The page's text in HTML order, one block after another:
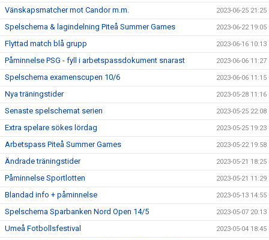
Vänskapsmatcher mot Candor m.m. 2023-06-25 21:25
Spelschema & lagindelning Piteå Summer Games 2023-06-22 19:05
Flyttad match blå grupp 2023-06-16 10:13
Påminnelse PSG - fyll i arbetspassdokument snarast 2023-06-06 11:27
Spelschema examenscupen 10/6 2023-06-06 11:15
Nya träningstider 2023-05-28 11:16
Senaste spelschemat serien 2023-05-25 22:08
Extra spelare sökes lördag 2023-05-25 19:23
Arbetspass Piteå Summer Games 2023-05-22 19:58
Ändrade träningstider 2023-05-21 18:25
Påminnelse Sportlotten 2023-05-21 11:29
Blandad info + påminnelse 2023-05-13 14:55
Spelschema Sparbanken Nord Open 14/5 2023-05-07 20:13
Umeå Fotbollsfestival 2023-05-04 18:45